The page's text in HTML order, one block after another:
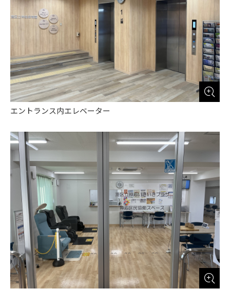
エントランス内エレベーター